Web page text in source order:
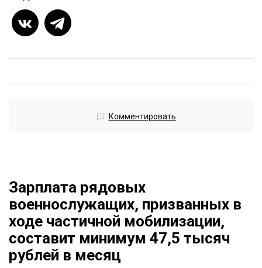
Комментировать
Зарплата рядовых
военнослужащих, призванных в
ходе частичной мобилизации,
составит минимум 47,5 тысяч
рублей в месяц